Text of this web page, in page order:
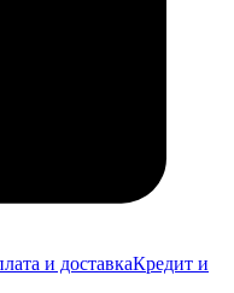
и доставкаКредит и